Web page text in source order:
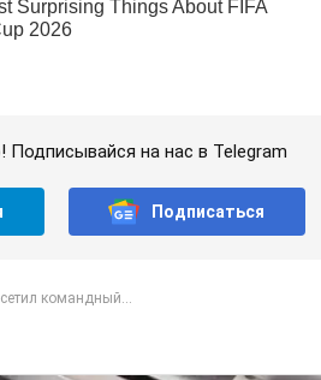
на нас в Telegram
Подписаться
командный...